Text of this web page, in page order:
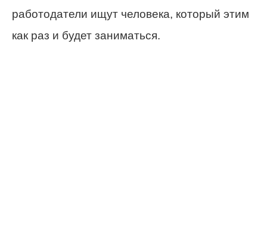
работодатели ищут человека, который этим
как раз и будет заниматься.